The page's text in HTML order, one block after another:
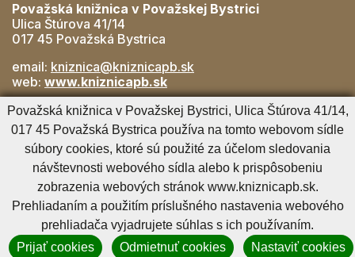
Považská knižnica v Považskej Bystrici
Ulica Štúrova 41/14
017 45 Považská Bystrica
email: kniznica@kniznicapb.sk
web: www.kniznicapb.sk
Pobočky
Rozkvet- 042/432 56 59, rozkvet@kniznicapb.sk
SNP- 0901 918 843, snp@kniznicapb.sk
Cookies nastavenieCookies - viac informáciíVyhlásenie o prístupnosti
Technický prevádzkovateľ
Správca obsahu
GenerujeCMS BUXUS
Považská knižnica v Považskej Bystrici, Ulica Štúrova 41/14,
017 45 Považská Bystrica používa na tomto webovom sídle
súbory cookies, ktoré sú použité za účelom sledovania
návštevnosti webového sídla alebo k prispôsobeniu
zobrazenia webových stránok www.kniznicapb.sk.
Prehliadaním a použitím príslušného nastavenia webového
prehliadača vyjadrujete súhlas s ich používaním.
Prijať cookies
Odmietnuť cookies Nastaviť cookies